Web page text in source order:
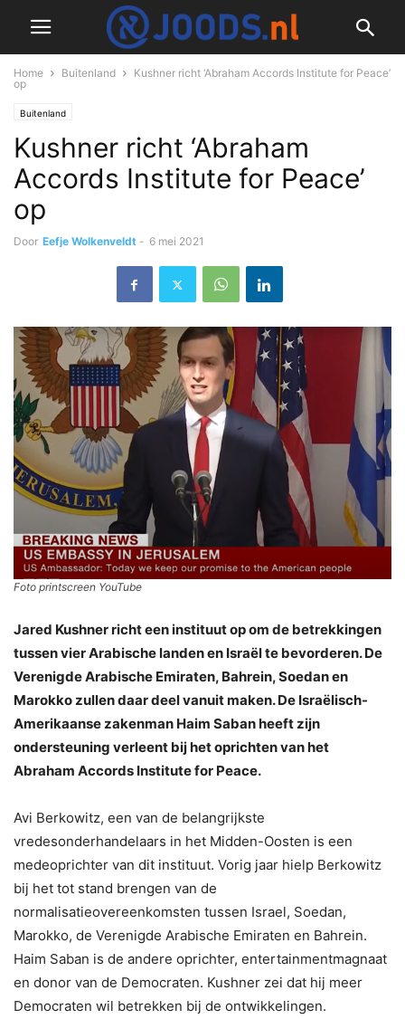
Home Buitenland
Kushner richt ‘Abraham Accords Institute for Peace’
op
Buitenland
Kushner richt ‘Abraham
Accords Institute for Peace’
op
Door Eefje Wolkenveldt - 6 mei 2021
Foto printscreen YouTube
Jared Kushner richt een instituut op om de betrekkingen
tussen vier Arabische landen en Israël te bevorderen. De
Verenigde Arabische Emiraten, Bahrein, Soedan en
Marokko zullen daar deel vanuit maken. De Israëlisch-
Amerikaanse zakenman Haim Saban heeft zijn
ondersteuning verleent bij het oprichten van het
Abraham Accords Institute for Peace.
Avi Berkowitz, een van de belangrijkste
vredesonderhandelaars in het Midden-Oosten is een
medeoprichter van dit instituut. Vorig jaar hielp Berkowitz
bij het tot stand brengen van de
normalisatieovereenkomsten tussen Israel, Soedan,
Marokko, de Verenigde Arabische Emiraten en Bahrein.
Haim Saban is de andere oprichter, entertainmentmagnaat
en donor van de Democraten. Kushner zei dat hij meer
Democraten wil betrekken bij de ontwikkelingen.